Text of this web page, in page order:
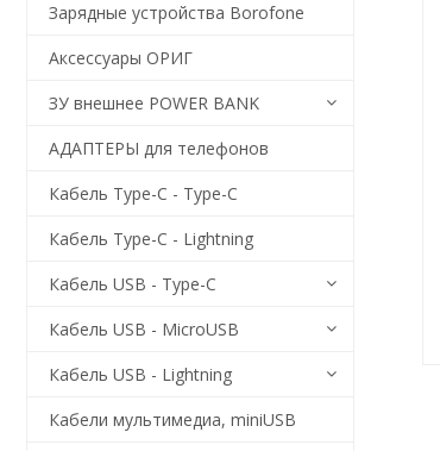
Зарядные устройства Borofone
Аксессуары ОРИГ
ЗУ внешнее POWER BANK
АДАПТЕРЫ для телефонов
Кабель Type-C - Type-C
Кабель Type-C - Lightning
Кабель USB - Type-C
Кабель USB - MicroUSB
Кабель USB - Lightning
Кабели мультимедиа, miniUSB